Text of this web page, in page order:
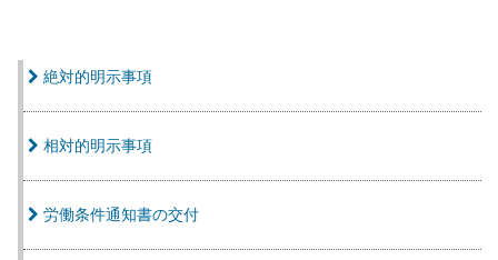
絶対的明示事項
相対的明示事項
労働条件通知書の交付